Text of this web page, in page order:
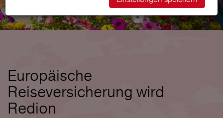
Europäische
Reiseversicherung wird
Redion